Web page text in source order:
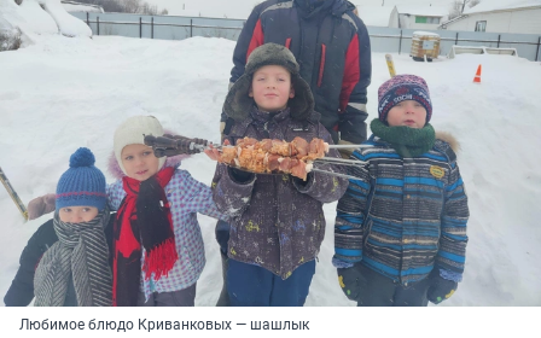
Любимое блюдо Криванковых — шашлык